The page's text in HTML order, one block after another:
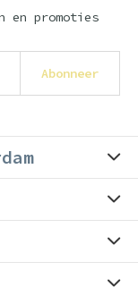
en promoties
Abonneer